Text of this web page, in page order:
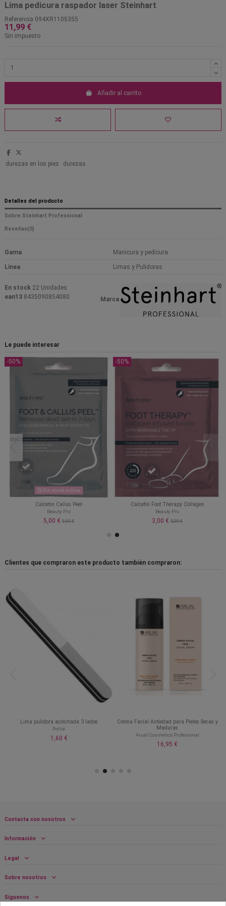
Lima pedicura raspador laser Steinhart
Referencia 094XR1105355
11,99 €
Sin impuesto
Añadir al carrito
durezas en los pies durezas
Detalles del producto
Sobre Steinhart Professional
Reseñas(0)
Gama Manicura y pedicura
Linea Limas y Pulidoras
Marca
En stock 22 Unidades
ean13 8435090854080
Le puede interesar
-50%
Sin stock online
Calcetin Callus Peel
Beauty Pro
5,00 € 9,99 €
-50%
Calcetin Foot Therapy Collagen
Beauty Pro
3,00 € 5,99 €
Clientes que compraron este producto también compraron:
Lima pulidora acolchada 3 lados
Pollié
1,60 €
Crema Facial Antiedad para Pieles Secas y
Maduras
Arual Cosmetica Profesional
16,95 €
Contacta con nosotros
Información
Legal
Sobre nosotros
Síguenos